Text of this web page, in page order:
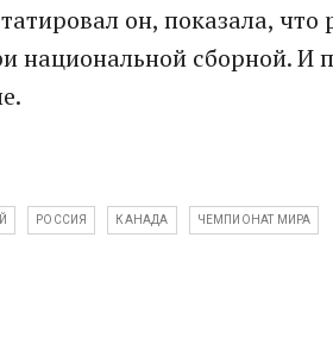
он, показала,
национальной сборной. И
РОССИЯ КАНАДА ЧЕМПИОНАТ МИРА